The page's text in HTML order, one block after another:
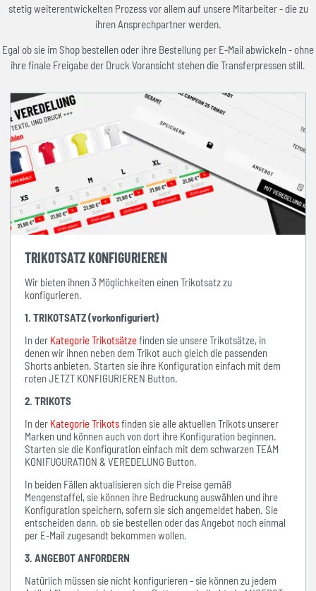
stetig weiterentwickelten Prozess vor allem auf unsere Mitarbeiter - die zu
ihren Ansprechpartner werden.
Egal ob sie im Shop bestellen oder ihre Bestellung per E-Mail abwickeln - ohne
ihre finale Freigabe der Druck Voransicht stehen die Transferpressen still.
TRIKOTSATZ KONFIGURIEREN
Wir bieten ihnen 3 Möglichkeiten einen Trikotsatz zu
konfigurieren.
1. TRIKOTSATZ (vorkonfiguriert)
In der Kategorie Trikotsätzefinden sie unsere Trikotsätze, in
denen wir ihnen neben dem Trikot auch gleich die passenden
Shorts anbieten. Starten sie ihre Konfiguration einfach mit dem
roten JETZT KONFIGURIEREN Button.
2. TRIKOTS
In der Kategorie Trikotsfinden sie alle aktuellen Trikots unserer
Marken und können auch von dort ihre Konfiguration beginnen.
Starten sie die Konfiguration einfach mit dem schwarzen TEAM
KONIFUGURATION & VEREDELUNG Button.
In beiden Fällen aktualisieren sich die Preise gemäß
Mengenstaffel, sie können ihre Bedruckung auswählen und ihre
Konfiguration speichern, sofern sie sich angemeldet haben. Sie
entscheiden dann, ob sie bestellen oder das Angebot noch einmal
per E-Mail zugesandt bekommen wollen.
3. ANGEBOT ANFORDERN
Natürlich müssen sie nicht konfigurieren - sie können zu jedem